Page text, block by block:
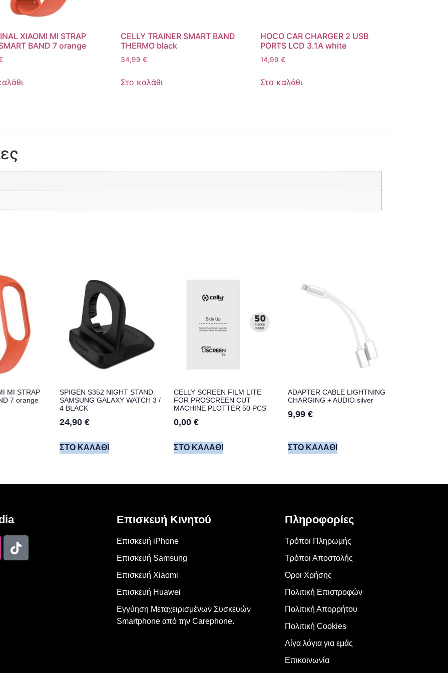
XIAOMI MI STRAP
BAND 7 orange
CELLY TRAINER SMART BAND
THERMO black
34,99€
Στο καλάθι
HOCO CAR CHARGER 2 USB
PORTS LCD 3.1A white
14,99€
Στο καλάθι
MI STRAP
7 orange
SPIGEN S352 NIGHT STAND
SAMSUNG GALAXY WATCH 3 /
4 BLACK
24,90 €
ΣΤΟ ΚΑΛΆΘΙ
CELLY SCREEN FILM LITE
FOR PROSCREEN CUT
MACHINE PLOTTER 50 PCS
0,00 €
ΣΤΟ ΚΑΛΆΘΙ
ADAPTER CABLE LIGHTNING
CHARGING + AUDIO silver
9,99 €
ΣΤΟ ΚΑΛΆΘΙ
Επισκευή Κινητού
Επισκευή iPhone
Επισκευή Samsung
Επισκευή Xiaomi
Επισκευή Huawei
Εγγύηση Μεταχειρισμένων Συσκευών
Smartphone από την Carephone.
Πληροφορίες
Τρόποι Πληρωμής
Τρόποι Αποστολής
Όροι Χρήσης
Πολιτική Επιστροφών
Πολιτική Απορρήτου
Πολιτική Cookies
Λίγα λόγια για εμάς
Επικοινωνία